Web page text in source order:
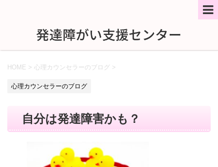
HOME > 心理カウンセラーのブログ >
心理カウンセラーのブログ
自分は発達障害かも？